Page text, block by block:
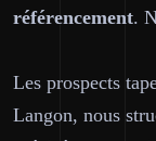
référencement.
Les prospects
Langon, nous